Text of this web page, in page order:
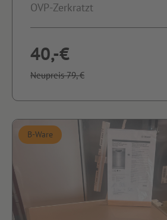
OVP-Zerkratzt
40,-€
Neupreis 79,-€
B-Ware